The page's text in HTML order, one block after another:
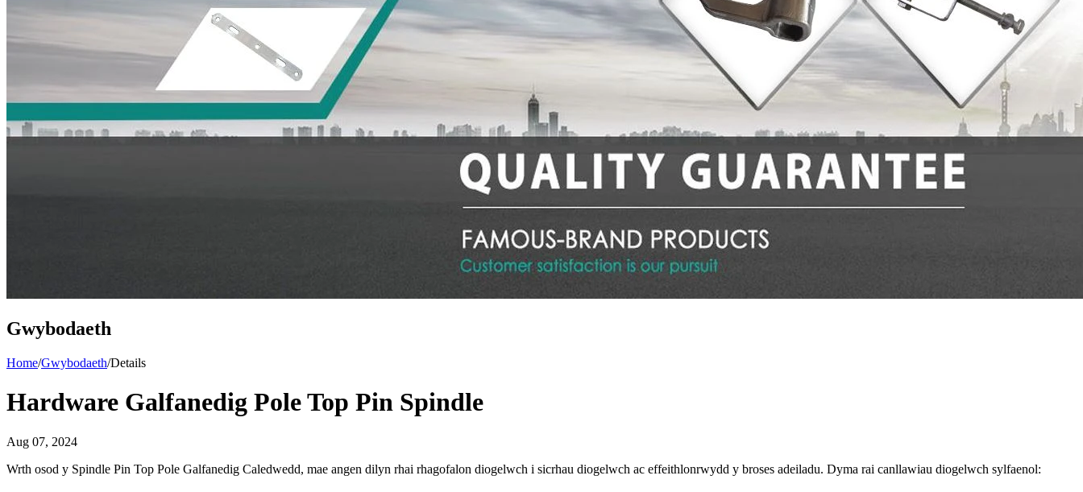
Gwybodaeth
Home/Gwybodaeth/Details
Hardware Galfanedig Pole Top Pin Spindle
Aug 07, 2024
Wrth osod y Spindle Pin Top Pole Galfanedig Caledwedd, mae angen dilyn rhai rhagofalon diogelwch i sicrhau diogelwch ac effeithlonrwydd y broses adeiladu. Dyma rai canllawiau diogelwch sylfaenol: